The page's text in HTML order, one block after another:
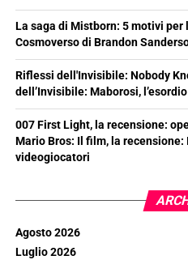
La saga di Mistborn: 5 motivi
Cosmoverso di Brandon
Riflessi dell'Invisibile: Nobody
dell’Invisibile: Maborosi, l’esordio
007 First Light, la recensione:
Mario Bros: Il film, la
videogiocatori
Agosto 2026
Luglio 2026